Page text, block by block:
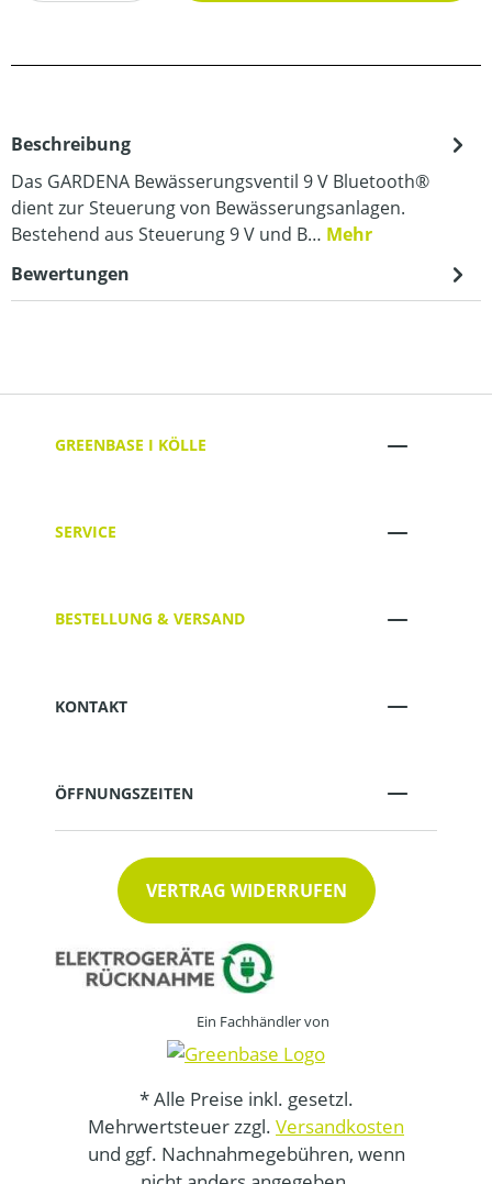
Beschreibung
Das GARDENA Bewässerungsventil 9 V Bluetooth®
dient zur Steuerung von Bewässerungsanlagen.
Bestehend aus Steuerung 9 V und B… Mehr
Bewertungen
GREENBASE I KÖLLE
SERVICE
BESTELLUNG & VERSAND
KONTAKT
ÖFFNUNGSZEITEN
VERTRAG WIDERRUFEN
Ein Fachhändler von
* Alle Preise inkl. gesetzl.
Mehrwertsteuer zzgl. Versandkosten
und ggf. Nachnahmegebühren, wenn